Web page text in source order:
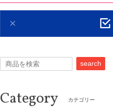
search
Category カテゴリー